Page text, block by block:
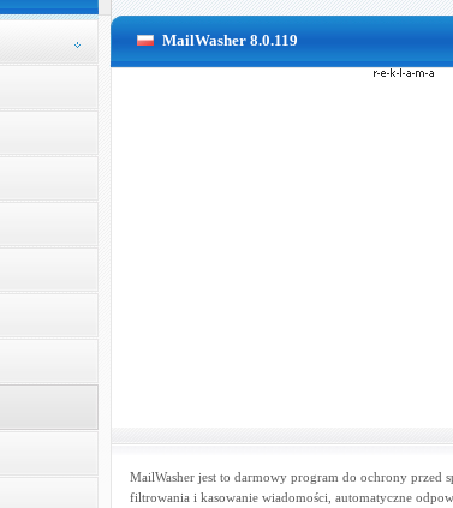
MailWasher 8.0.119
MailWasher jest to darmowy program do ochrony przed
filtrowania i kasowanie wiadomości, automatyczne